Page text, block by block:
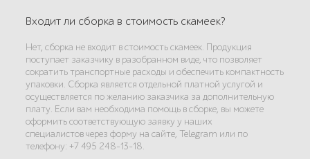
Входит ли сборка в стоимость скамеек?
Нет, сборка не входит в стоимость скамеек. Продукция
поступает заказчику в разобранном виде, что позволяет
сократить транспортные расходы и обеспечить компактность
упаковки. Сборка является отдельной платной услугой и
осуществляется по желанию заказчика за дополнительную
плату. Если вам необходима помощь в сборке, вы можете
оформить соответствующую заявку у наших
специалистов через форму на сайте, Telegram или по
телефону: +7 495 248-13-18.